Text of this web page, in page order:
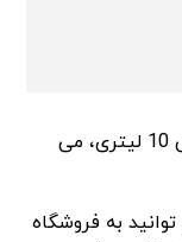
برای اطلاع از قیمت دقیق کلمن پلاستیکی 10 لیتری، می‌
به فروشگاه‌